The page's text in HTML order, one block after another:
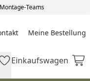
Teams
Meine Bestellung
Meine Bestellung
Einkaufswagen
Einkaufswagen